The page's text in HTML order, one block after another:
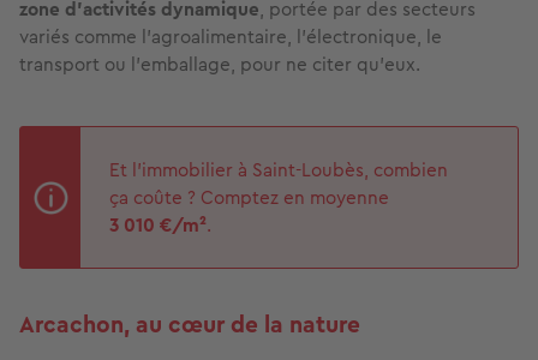
zone d’activités dynamique, portée par des secteurs
variés comme l’agroalimentaire, l’électronique, le
transport ou l’emballage, pour ne citer qu’eux.
Et l'immobilier à Saint-Loubès, combien
ça coûte ? Comptez en moyenne
3 010 €/m².
Arcachon, au cœur de la nature